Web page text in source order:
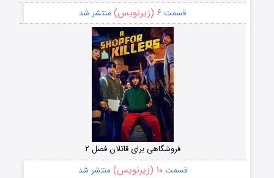
قسمت ۶ (زیرنویس) منتشر شد
فروشگاهی برای قاتلان فصل ۲
قسمت۱۰ (زیرنویس) منتشر شد